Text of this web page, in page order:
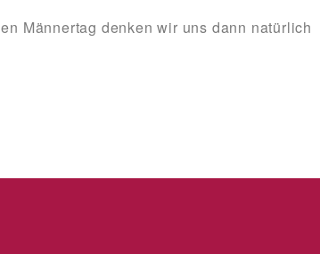
Männertag denken wir uns dann natürlich